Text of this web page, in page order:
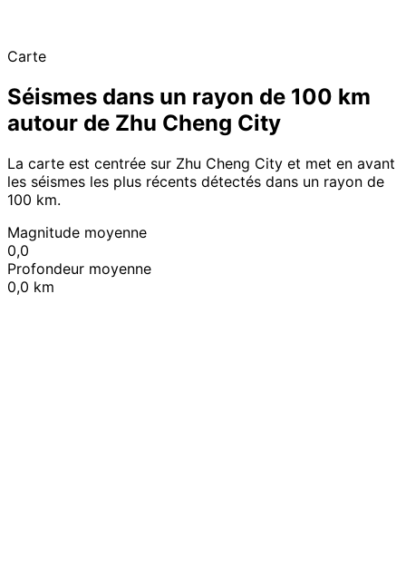
Carte
Séismes dans un rayon de 100 km
autour de Zhu Cheng City
La carte est centrée sur Zhu Cheng City et met en avant
les séismes les plus récents détectés dans un rayon de
100 km.
Magnitude moyenne
0,0
Profondeur moyenne
0,0 km